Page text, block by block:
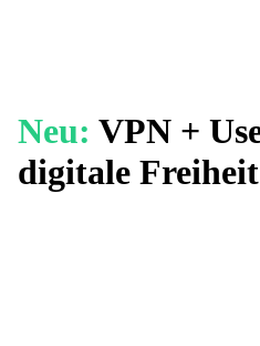
Neu: VPN +
digitale